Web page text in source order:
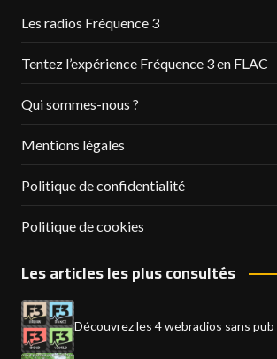
Les radios Fréquence 3
Tentez l’expérience Fréquence 3 en FLAC
Qui sommes-nous ?
Mentions légales
Politique de confidentialité
Politique de cookies
Les articles les plus consultés
Découvrez les 4 webradios sans pub